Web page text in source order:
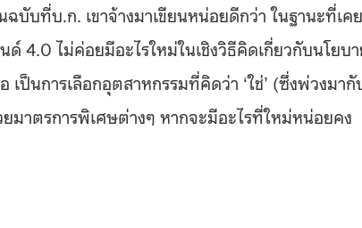
บับที่บ.ก. เขาจ้างมาเขียนหน่อยดีกว่า ในฐานะที่เคย
4.0 ไม่ค่อยมีอะไรใหม่ในเชิงวิธีคิดเกี่ยวกับนโยบ
ป็นการเลือกอุตสาหกรรมที่คิดว่า ‘ใช่’ (ซึ่งพ่วงมากั
มาตรการพิเศษต่างๆ หากจะมีอะไรที่ใหม่หน่อยคง